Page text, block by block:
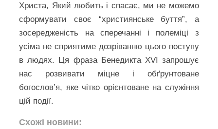
Христа, Який любить і спасає, ми не можемо
сформувати своє “християнське буття”, а
зосередженість на сперечанні і полеміці з
усіма не сприятиме дозріванню цього поступу
в людях. Ця фраза Бенедикта XVI запрошує
нас розвивати міцне і обґрунтоване
богослов’я, яке чітко орієнтоване на служіння
цій події.
Схожі новини: